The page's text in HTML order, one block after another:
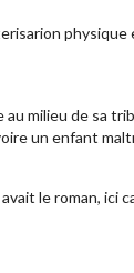
milieu de sa
un enfant
le roman, ici